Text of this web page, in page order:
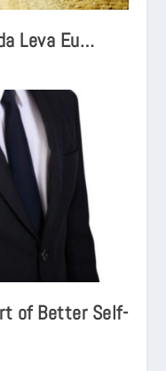
Leva Eu…
of Better Self-